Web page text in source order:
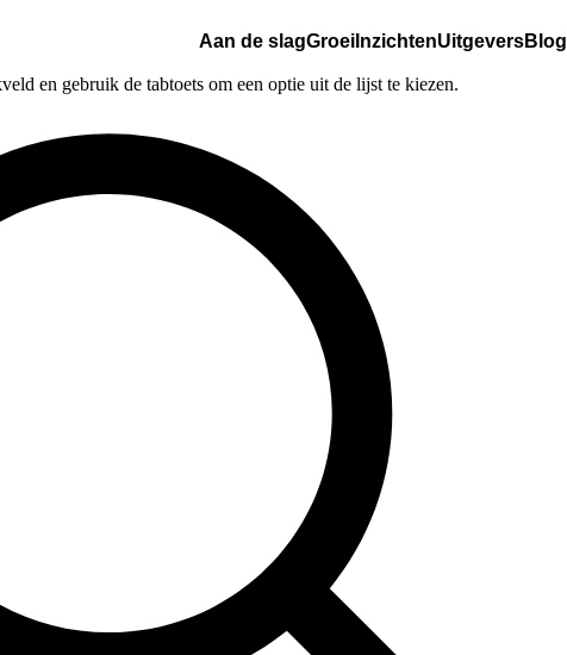
Aan de slagGroeiInzichtenUitgeversBlog
en gebruik de tabtoets om een optie uit de lijst te kiezen.